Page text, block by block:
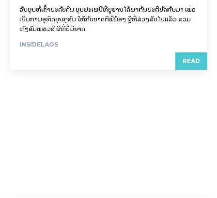
ວັນບຸນຫໍ່ເຂົ້າປະດັບດິນ ບຸນປະເພນີທີ່ບູຮານໄດ້ພາກັນປະຕິບັດກັນມາ ເພື່ອ
ເປັນການອຸທິດບຸນກຸສົນ ໃຫ້ກັບຍາດຕິພີ່ນ້ອງ ຜູ້ທີ່ລ່ວງລັບໄປແລ້ວ ລວມ
ທັງສັມພະເວສີ ຜີທີ່ບໍ່ມີຍາດ.
INSIDELAOS
READ